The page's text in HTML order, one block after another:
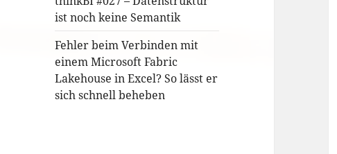
ist noch keine Semantik
Fehler beim Verbinden mit
einem Microsoft Fabric
Lakehouse in Excel? So lässt er
sich schnell beheben